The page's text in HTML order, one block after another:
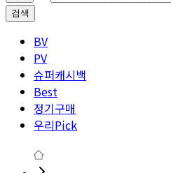
검색
BV
PV
슈퍼캐시백
Best
정기구매
우리Pick